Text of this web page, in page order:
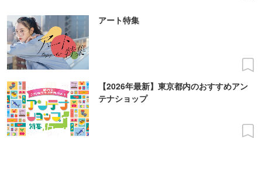
アート特集
【2026年最新】東京都内のおすすめアン
テナショップ